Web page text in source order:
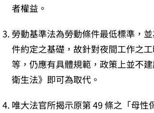
者權益。
勞動基準法為勞動條件最低標準，
件約定之基礎，故針對夜間工作之
等，仍應有具體規範，政策上並不
衛生法》即可為取代。
唯大法官所揭示原第 49 條之「母性